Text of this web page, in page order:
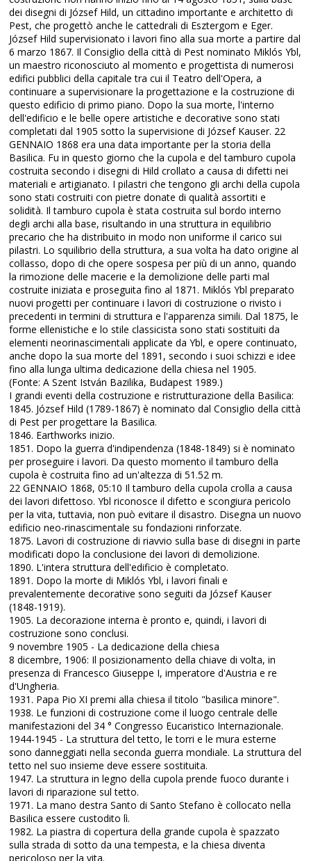
dei disegni di József Hild, un cittadino importante e architetto di
Pest, che progettò anche le cattedrali di Esztergom e Eger.
József Hild supervisionato i lavori fino alla sua morte a partire dal
6 marzo 1867. Il Consiglio della città di Pest nominato Miklós Ybl,
un maestro riconosciuto al momento e progettista di numerosi
edifici pubblici della capitale tra cui il Teatro dell'Opera, a
continuare a supervisionare la progettazione e la costruzione di
questo edificio di primo piano. Dopo la sua morte, l'interno
dell'edificio e le belle opere artistiche e decorative sono stati
completati dal 1905 sotto la supervisione di József Kauser. 22
GENNAIO 1868 era una data importante per la storia della
Basilica. Fu in questo giorno che la cupola e del tamburo cupola
costruita secondo i disegni di Hild crollato a causa di difetti nei
materiali e artigianato. I pilastri che tengono gli archi della cupola
sono stati costruiti con pietre donate di qualità assortiti e
solidità. Il tamburo cupola è stata costruita sul bordo interno
degli archi alla base, risultando in una struttura in equilibrio
precario che ha distribuito in modo non uniforme il carico sui
pilastri. Lo squilibrio della struttura, a sua volta ha dato origine al
collasso, dopo di che opere sospesa per più di un anno, quando
la rimozione delle macerie e la demolizione delle parti mal
costruite iniziata e proseguita fino al 1871. Miklós Ybl preparato
nuovi progetti per continuare i lavori di costruzione o rivisto i
precedenti in termini di struttura e l'apparenza simili. Dal 1875, le
forme ellenistiche e lo stile classicista sono stati sostituiti da
elementi neorinascimentali applicate da Ybl, e opere continuato,
anche dopo la sua morte del 1891, secondo i suoi schizzi e idee
fino alla lunga ultima dedicazione della chiesa nel 1905.
(Fonte: A Szent István Bazilika, Budapest 1989.)
I grandi eventi della costruzione e ristrutturazione della Basilica:
1845. József Hild (1789-1867) è nominato dal Consiglio della città
di Pest per progettare la Basilica.
1846. Earthworks inizio.
1851. Dopo la guerra d'indipendenza (1848-1849) si è nominato
per proseguire i lavori. Da questo momento il tamburo della
cupola è costruita fino ad un'altezza di 51.52 m.
22 GENNAIO 1868, 05:10 Il tamburo della cupola crolla a causa
dei lavori difettoso. Ybl riconosce il difetto e scongiura pericolo
per la vita, tuttavia, non può evitare il disastro. Disegna un nuovo
edificio neo-rinascimentale su fondazioni rinforzate.
1875. Lavori di costruzione di riavvio sulla base di disegni in parte
modificati dopo la conclusione dei lavori di demolizione.
1890. L'intera struttura dell'edificio è completato.
1891. Dopo la morte di Miklós Ybl, i lavori finali e
prevalentemente decorative sono seguiti da József Kauser
(1848-1919).
1905. La decorazione interna è pronto e, quindi, i lavori di
costruzione sono conclusi.
9 novembre 1905 - La dedicazione della chiesa
8 dicembre, 1906: Il posizionamento della chiave di volta, in
presenza di Francesco Giuseppe I, imperatore d'Austria e re
d'Ungheria.
1931. Papa Pio XI premi alla chiesa il titolo "basilica minore".
1938. Le funzioni di costruzione come il luogo centrale delle
manifestazioni del 34 ° Congresso Eucaristico Internazionale.
1944-1945 - La struttura del tetto, le torri e le mura esterne
sono danneggiati nella seconda guerra mondiale. La struttura del
tetto nel suo insieme deve essere sostituita.
1947. La struttura in legno della cupola prende fuoco durante i
lavori di riparazione sul tetto.
1971. La mano destra Santo di Santo Stefano è collocato nella
Basilica essere custodito lì.
1982. La piastra di copertura della grande cupola è spazzato
sulla strada di sotto da una tempesta, e la chiesa diventa
pericoloso per la vita.